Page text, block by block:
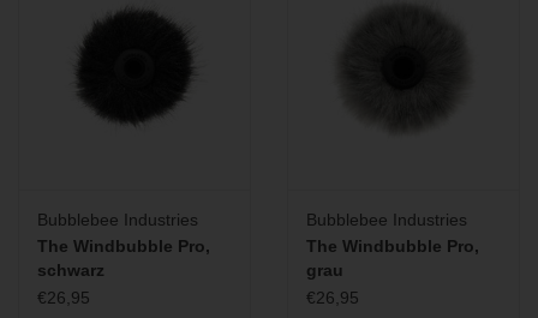
Bubblebee Industries
The Windbubble Pro,
schwarz
€26,95
Bubblebee Industries
The Windbubble Pro,
grau
€26,95